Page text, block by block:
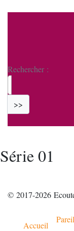
Rechercher :
>>
Série 01
© 2017-2026
Accueil